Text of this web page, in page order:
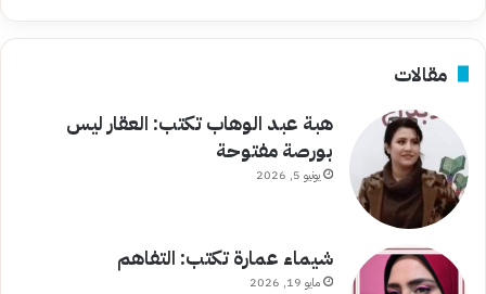
مقالات
هبة عبد الوهاب تكتب: العقار ليس
بورصة مفتوحة
يونيو 5, 2026
شيماء عمارة تكتب: التفاهم
مايو 19, 2026